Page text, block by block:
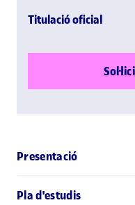
Titulació oficial
Presentació
Pla d'estudis